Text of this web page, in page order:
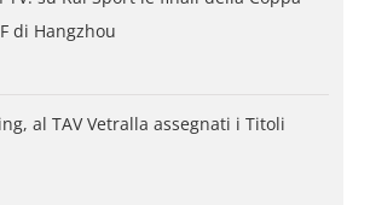
di Hangzhou
al TAV Vetralla assegnati i Titoli